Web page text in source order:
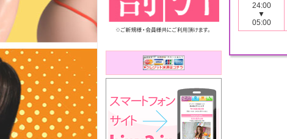
24:00
▼
05:00